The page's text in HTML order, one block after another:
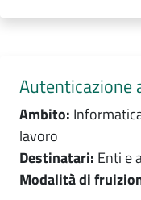
Autenticazione
Ambito:
lavoro
Destinatari: Enti e
Modalità di